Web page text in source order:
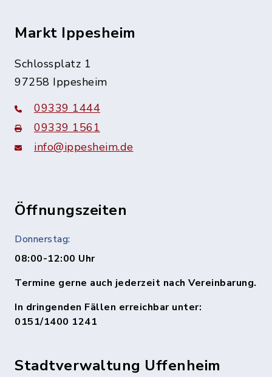
Markt Ippesheim
Schlossplatz 1
97258 Ippesheim
09339 1444
09339 1561
info@ippesheim.de
Öffnungszeiten
Donnerstag:
08:00-12:00 Uhr
Termine gerne auch jederzeit nach Vereinbarung.
In dringenden Fällen erreichbar unter:
0151/1400 1241
Stadtverwaltung Uffenheim